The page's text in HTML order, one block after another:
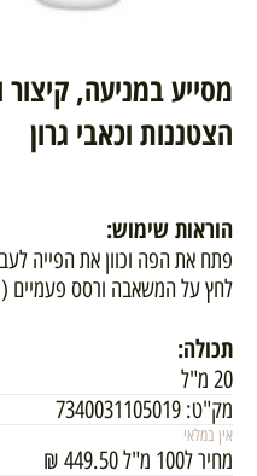
מסייע במניעה,
הצטננות וכאבי גרון
הוראות שימוש:
פתח את הפה וכוון את הפייה
לחץ על המשאבה ורסס פעמיים (1 מנה) כל שעתיים עד 6 פעמים ביום
תכולה:
20 מ"ל
מק"ט: 7340031105019
אין במלאי
מחיר ל100 מ"ל 449.50
₪